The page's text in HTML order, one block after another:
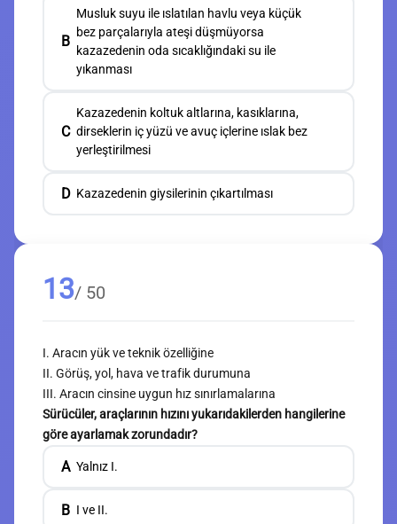
B
Musluk suyu ile ıslatılan havlu veya küçük
bez parçalarıyla ateşi düşmüyorsa
kazazedenin oda sıcaklığındaki su ile
yıkanması
C
Kazazedenin koltuk altlarına, kasıklarına,
dirseklerin iç yüzü ve avuç içlerine ıslak bez
yerleştirilmesi
D Kazazedenin giysilerinin çıkartılması
13/ 50
I. Aracın yük ve teknik özelliğine
II. Görüş, yol, hava ve trafik durumuna
III. Aracın cinsine uygun hız sınırlamalarına
Sürücüler, araçlarının hızını yukarıdakilerden hangilerine
göre ayarlamak zorundadır?
A Yalnız I.
B I ve II.